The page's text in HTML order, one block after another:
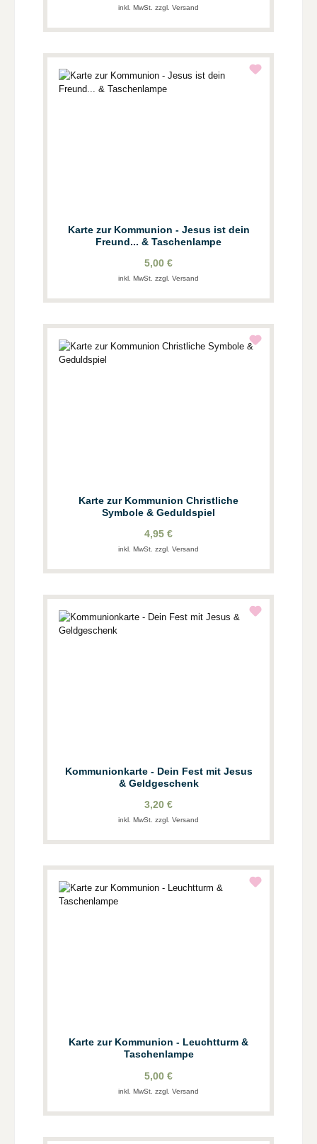
inkl. MwSt. zzgl. Versand
Karte zur Kommunion - Jesus ist dein
Freund... & Taschenlampe
5,00 €
inkl. MwSt. zzgl. Versand
Karte zur Kommunion Christliche
Symbole & Geduldspiel
4,95 €
inkl. MwSt. zzgl. Versand
Kommunionkarte - Dein Fest mit Jesus
& Geldgeschenk
3,20 €
inkl. MwSt. zzgl. Versand
Karte zur Kommunion - Leuchtturm &
Taschenlampe
5,00 €
inkl. MwSt. zzgl. Versand